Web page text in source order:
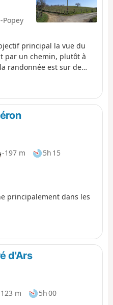
Popey
principal la vue du
par un chemin, plutôt à
randonnée est sur de
de-Popey (D) ou par
à la Chatonnière ou les
-197 m
5h 15
principalement dans les
d'Ars
m
5h 00